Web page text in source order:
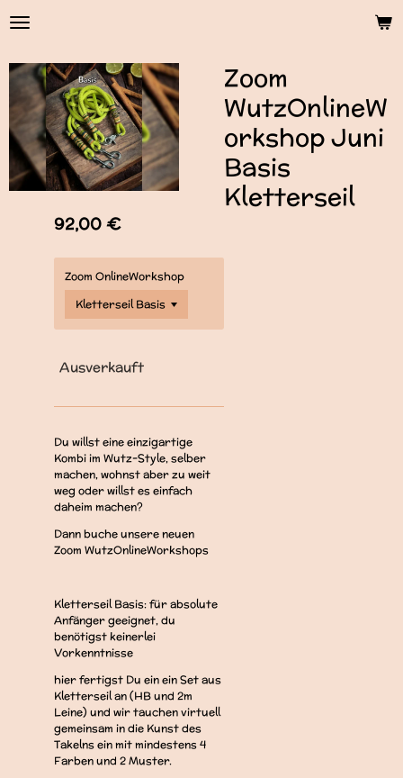
Zum
Hauptinhalt
Zoom
WutzOnlineW
orkshop Juni
Basis
Kletterseil
92,00 €
Zoom OnlineWorkshop
Ausverkauft
Du willst eine einzigartige
Kombi im Wutz-Style, selber
machen, wohnst aber zu weit
weg oder willst es einfach
daheim machen?
Dann buche unsere neuen
Zoom WutzOnlineWorkshops
Kletterseil Basis: für absolute
Anfänger geeignet, du
benötigst keinerlei
Vorkenntnisse
hier fertigst Du ein ein Set aus
Kletterseil an (HB und 2m
Leine) und wir tauchen virtuell
gemeinsam in die Kunst des
Takelns ein mit mindestens 4
Farben und 2 Muster.